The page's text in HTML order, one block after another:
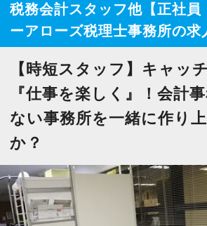
マイリスト
お問い合わせ
PC版サイトを
税務会計スタッフ他【正社員
ーアローズ税理士事務所の求
【時短スタッフ】キャッ
『仕事を楽しく』！会計
ない事務所を一緒に作り
か？